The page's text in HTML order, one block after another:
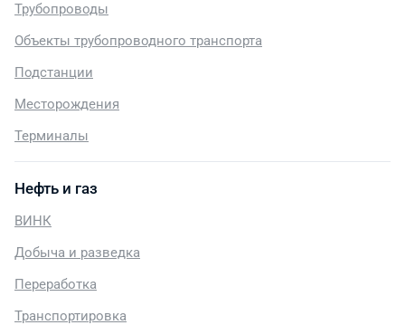
Трубопроводы
Объекты трубопроводного транспорта
Подстанции
Месторождения
Терминалы
Нефть и газ
ВИНК
Добыча и разведка
Переработка
Транспортировка